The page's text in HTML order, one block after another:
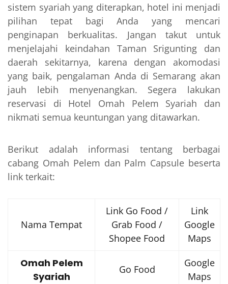
sistem syariah yang diterapkan, hotel ini menjadi
pilihan tepat bagi Anda yang mencari
penginapan berkualitas. Jangan takut untuk
menjelajahi keindahan Taman Srigunting dan
daerah sekitarnya, karena dengan akomodasi
yang baik, pengalaman Anda di Semarang akan
jauh lebih menyenangkan. Segera lakukan
reservasi di Hotel Omah Pelem Syariah dan
nikmati semua keuntungan yang ditawarkan.
Berikut adalah informasi tentang berbagai
cabang Omah Pelem dan Palm Capsule beserta
link terkait:
Nama Tempat
Link Go Food /
Grab Food /
Shopee Food
Link
Google
Maps
Omah Pelem
Syariah
Go Food
Google
Maps